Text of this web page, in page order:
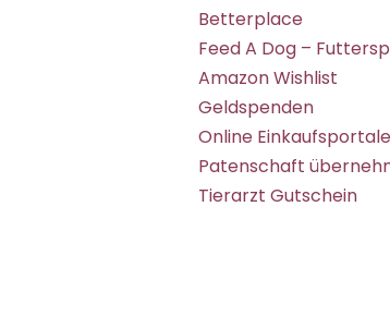
Betterplace
Feed A Dog –
Amazon Wishlist
Geldspenden
Online Einkaufsportale
Patenschaft
Tierarzt Gutschein